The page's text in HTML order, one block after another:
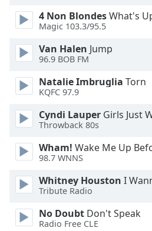
Opacity
Caption
Area
Color
Opacity
Size
Edge
Style
4 Non BlondesWhat's
Magic 103.3/95.5
Van Halen Jump
96.9 BOB FM
Natalie Imbruglia Torn
KQFC 97.9
Cyndi Lauper Girls Just
Throwback 80s
Wham! Wake Me Up
98.7 WNNS
Whitney Houston I
Tribute Radio
No Doubt Don't Speak
Radio Free CLE